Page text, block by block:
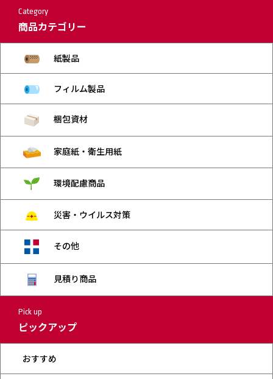
Category
商品カテゴリー
紙製品
フィルム製品
梱包資材
家庭紙・衛生用紙
環境配慮商品
災害・ウイルス対策
その他
見積り商品
Pick up
ピックアップ
おすすめ